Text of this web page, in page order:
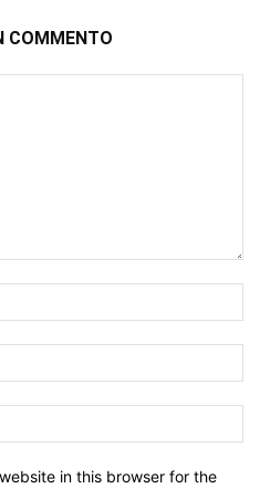
COMMENTO
in this browser for the